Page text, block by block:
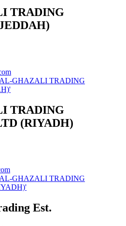
TRADING
GHAZALI TRADING
TRADING
(RIYADH)
GHAZALI TRADING
Est.